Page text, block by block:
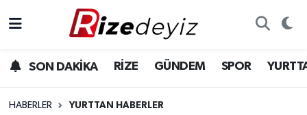
SON DAKİKA RİZE GÜNDEM SPOR
HABERLER YURTTAN HABERLER
Gündem
Rize Hava Durumu